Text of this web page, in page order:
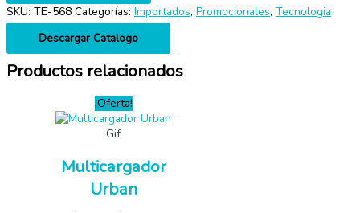
SKU: TE-568 Categorías: Importados, Promocionales, Tecnologia
Descargar Catalogo
Productos relacionados
¡Oferta!
Gif
Multicargador
Urban